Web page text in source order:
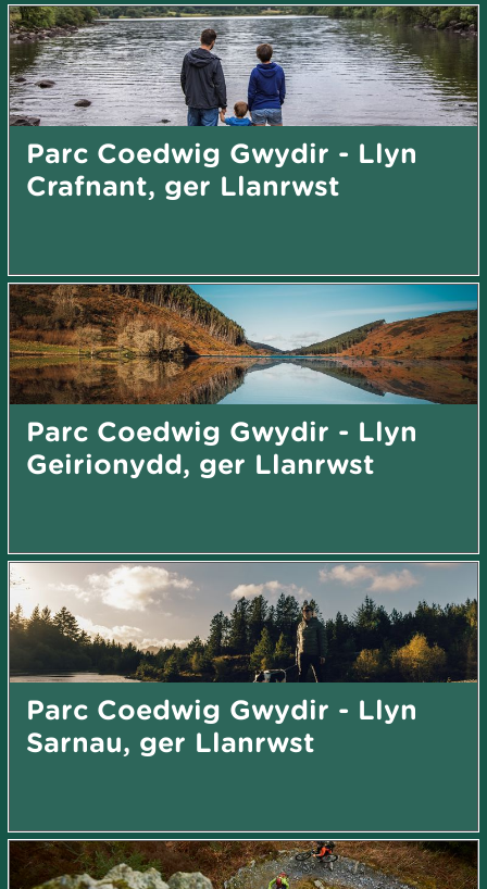
Parc Coedwig Gwydir - Llyn
Crafnant, ger Llanrwst
Parc Coedwig Gwydir - Llyn
Geirionydd, ger Llanrwst
Parc Coedwig Gwydir - Llyn
Sarnau, ger Llanrwst